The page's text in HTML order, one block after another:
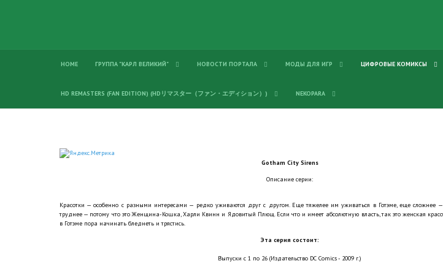
HOME ГРУППА "КАРЛ ВЕЛИКИЙ" НОВОСТИ ПОРТАЛА МОДЫ ДЛЯ ИГР ЦИФРОВЫЕ КОМИКСЫ
HD REMASTERS (FAN EDITION) (HDリマスター（ファン・エディション）) NEKOPARA
Gotham City Sirens
Описание серии:
Красотки — особенно с разными интересами — редко уживаются друг с другом. Еще тяжелее им уживаться в Готэме, еще сложнее
труднее — потому что это Женщина-Кошка, Харли Квинн и Ядовитый Плющ. Если что и имеет абсолютную власть, так это женская
в Готэме пора начинать бледнеть и трястись.
Эта серия состоит:
Выпуски с 1 по 26 (Издательство DC Comics - 2009 г.)